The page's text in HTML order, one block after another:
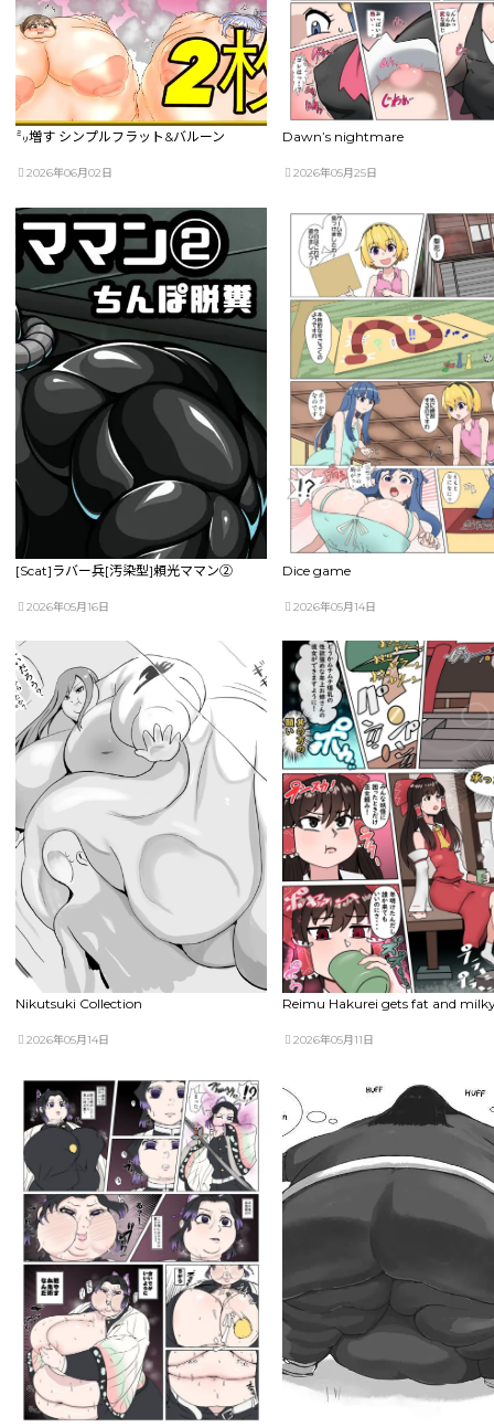
㍉増す シンプルフラット&バルーン
2026年06月02日
Dawn’s nightmare
2026年05月25日
[Scat]ラバー兵[汚染型]頼光ママン②
2026年05月16日
Dice game
2026年05月14日
Nikutsuki Collection
2026年05月14日
Reimu Hakurei gets fat and
2026年05月11日